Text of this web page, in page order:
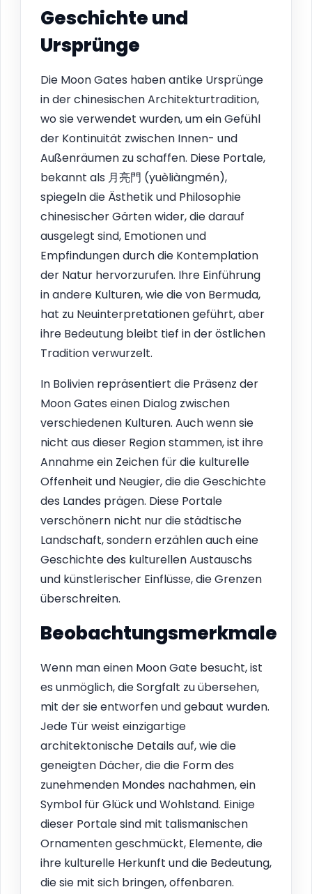
Geschichte und
Ursprünge
Die Moon Gates haben antike Ursprünge
in der chinesischen Architekturtradition,
wo sie verwendet wurden, um ein Gefühl
der Kontinuität zwischen Innen- und
Außenräumen zu schaffen. Diese Portale,
bekannt als 月亮門 (yuèliàngmén),
spiegeln die Ästhetik und Philosophie
chinesischer Gärten wider, die darauf
ausgelegt sind, Emotionen und
Empfindungen durch die Kontemplation
der Natur hervorzurufen. Ihre Einführung
in andere Kulturen, wie die von Bermuda,
hat zu Neuinterpretationen geführt, aber
ihre Bedeutung bleibt tief in der östlichen
Tradition verwurzelt.
In Bolivien repräsentiert die Präsenz der
Moon Gates einen Dialog zwischen
verschiedenen Kulturen. Auch wenn sie
nicht aus dieser Region stammen, ist ihre
Annahme ein Zeichen für die kulturelle
Offenheit und Neugier, die die Geschichte
des Landes prägen. Diese Portale
verschönern nicht nur die städtische
Landschaft, sondern erzählen auch eine
Geschichte des kulturellen Austauschs
und künstlerischer Einflüsse, die Grenzen
überschreiten.
Beobachtungsmerkmale
Wenn man einen Moon Gate besucht, ist
es unmöglich, die Sorgfalt zu übersehen,
mit der sie entworfen und gebaut wurden.
Jede Tür weist einzigartige
architektonische Details auf, wie die
geneigten Dächer, die die Form des
zunehmenden Mondes nachahmen, ein
Symbol für Glück und Wohlstand. Einige
dieser Portale sind mit talismanischen
Ornamenten geschmückt, Elemente, die
ihre kulturelle Herkunft und die Bedeutung,
die sie mit sich bringen, offenbaren.